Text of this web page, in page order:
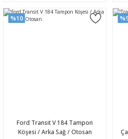
%10
Ford Transit V 184 Tampon
Köşesi / Arka Sağ / Otosan